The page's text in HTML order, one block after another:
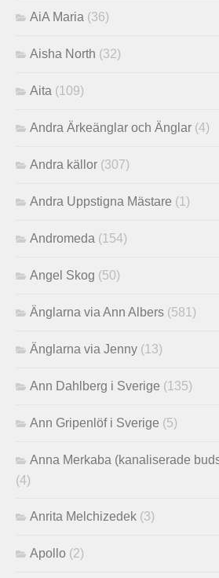
AiA Maria (36)
Aisha North (32)
Aita (109)
Andra Ärkeänglar och Änglar (4)
Andra källor (307)
Andra Uppstigna Mästare (1)
Andromeda (154)
Angel Skog (50)
Änglarna via Ann Albers (581)
Änglarna via Jenny (13)
Ann Dahlberg i Sverige (135)
Ann Gripenlöf i Sverige (5)
Anna Merkaba (kanaliserade
(4)
Anrita Melchizedek (3)
Apollo (2)